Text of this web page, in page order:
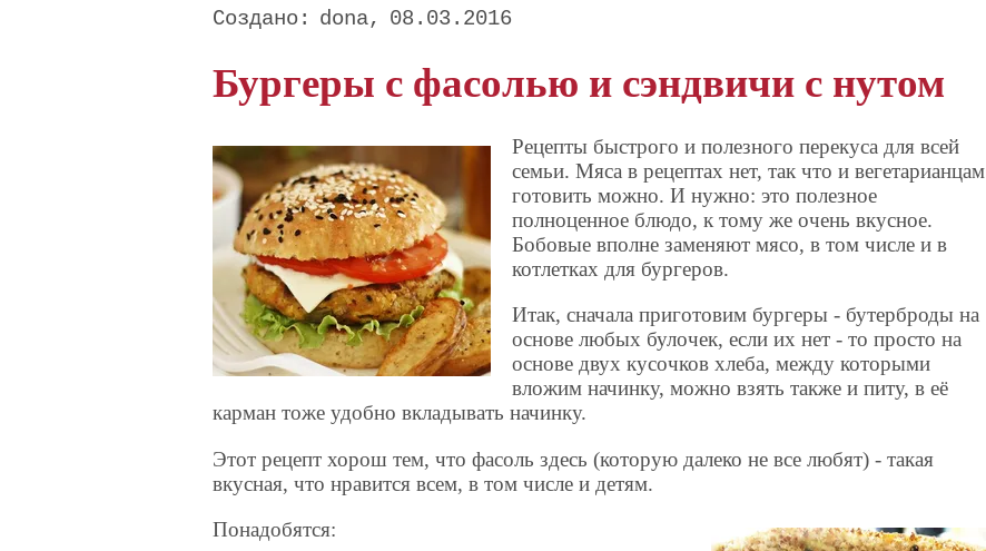
dona 08.03.2016
Бургеры с фасолью и сэндвичи с нутом
Рецепты быстрого и полезного перекуса для всей
семьи. Мяса в рецептах нет, так что и вегетарианцам
готовить можно. И нужно: это полезное
полноценное блюдо, к тому же очень вкусное.
Бобовые вполне заменяют мясо, в том числе и в
котлетках для бургеров.
Итак, сначала приготовим бургеры - бутерброды на
основе любых булочек, если их нет - то просто на
основе двух кусочков хлеба, между которыми
вложим начинку, можно взять также и питу, в её
карман тоже удобно вкладывать начинку.
Этот рецепт хорош тем, что фасоль здесь (которую далеко не все любят) - такая
вкусная, что нравится всем, в том числе и детям.
Понадобятся: